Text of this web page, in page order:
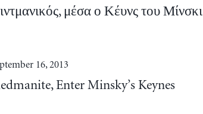
μέσα ο Κέυνς του Μίνσκι
16, 2013
Enter Minsky’s Keynes